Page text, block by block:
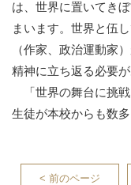
は、世界に置いてき
まいます。世界と伍
（作家、政治運動家
精神に立ち返る必要が
「世界の舞台に挑戦
生徒が本校からも数
< 前のページ